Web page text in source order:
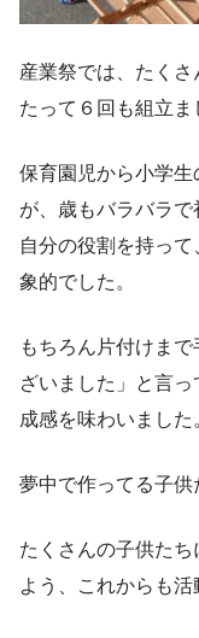
産業祭では、たく
たって６回も組立ま
保育園児から小学
が、歳もバラバラ
自分の役割を持っ
象的でした。
もちろん片付けま
ざいました」と言
成感を味わいました
夢中で作ってる子供
たくさんの子供た
よう、これからも活